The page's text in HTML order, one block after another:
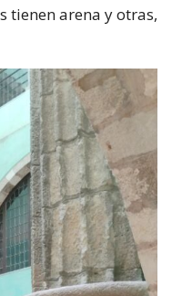
tienen arena y otras,